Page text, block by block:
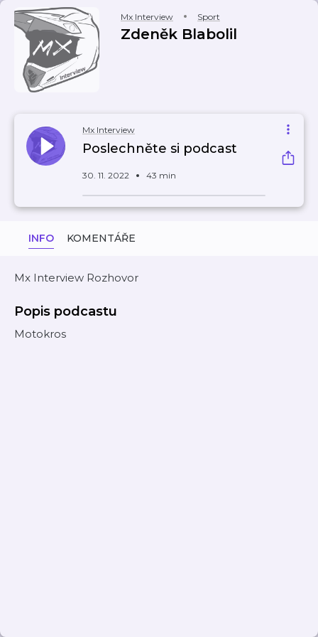
Mx Interview Sport
Zdeněk Blabolil
Mx Interview
Poslechněte si podcast
30. 11. 2022 43 min
INFO KOMENTÁŘE
Mx Interview Rozhovor
Popis podcastu
Motokros